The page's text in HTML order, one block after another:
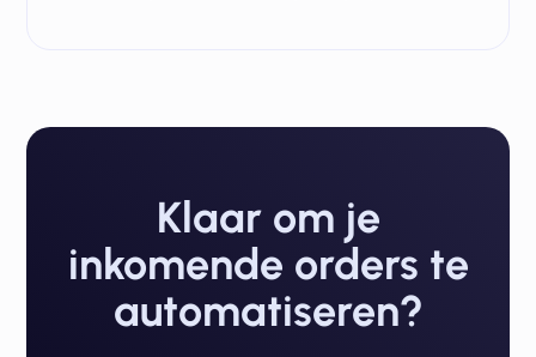
Klaar om je
inkomende orders te
automatiseren?